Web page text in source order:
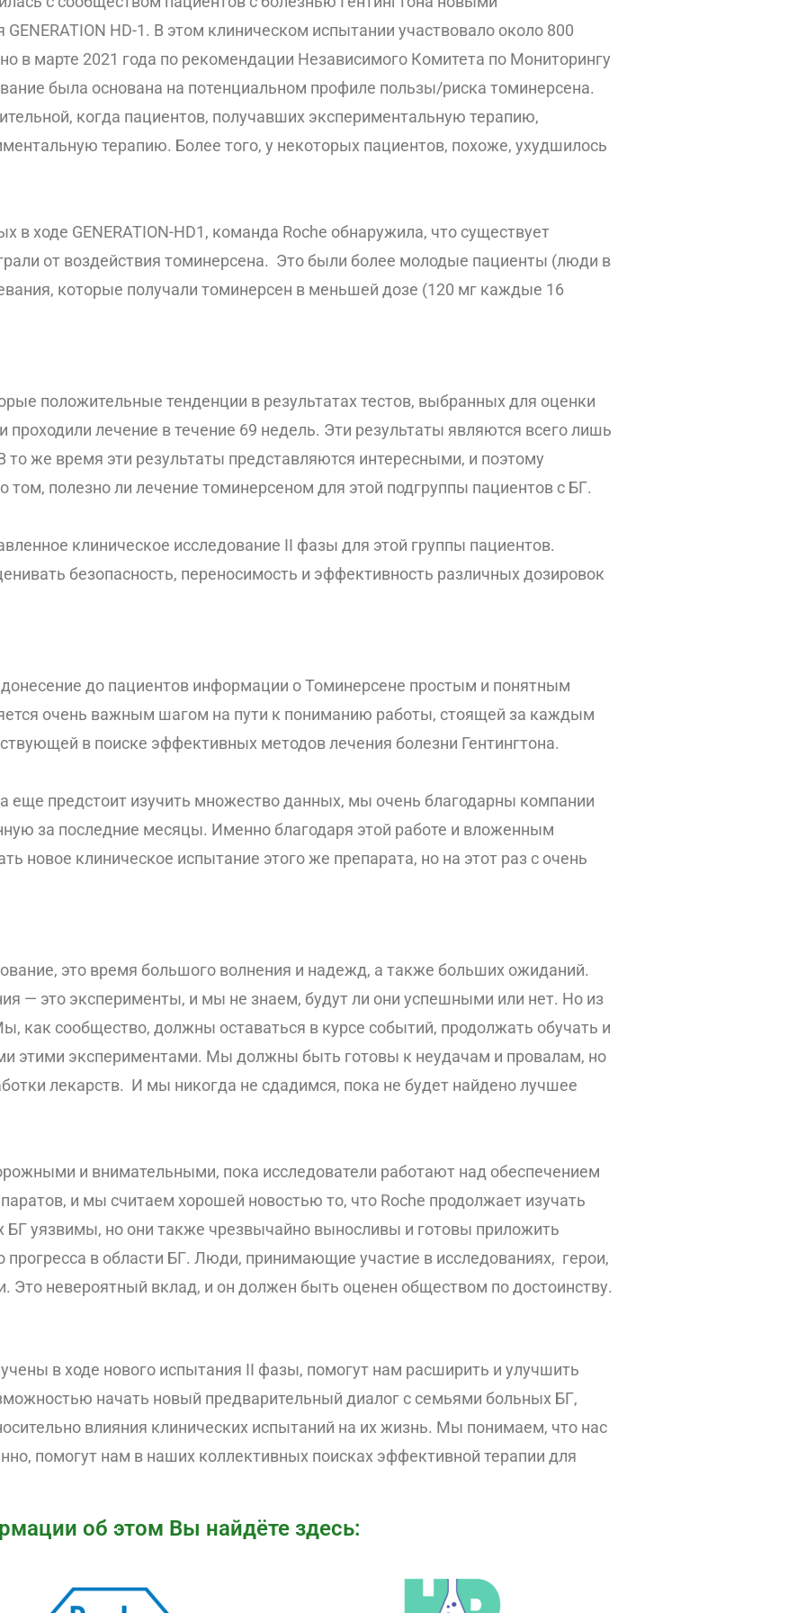
HD-1. В этом клиническом испытании участвовало около 800
в марте 2021 года по рекомендации Независимого Комитета по Мониторингу
была основана на потенциальном профиле пользы/риска томинерсена.
когда пациентов, получавших экспериментальную терапию,
терапию. Более того, у некоторых пациентов, похоже, ухудшилось
ходе GENERATION-HD1, команда Roche обнаружила, что существует
от воздействия томинерсена. Это были более молодые пациенты (люди в
которые получали томинерсен в меньшей дозе (120 мг каждые 16
положительные тенденции в результатах тестов, выбранных для оценки
проходили лечение в течение 69 недель. Эти результаты являются всего лишь
же время эти результаты представляются интересными, и поэтому
полезно ли лечение томинерсеном для этой подгруппы пациентов с БГ.
клиническое исследование II фазы для этой группы пациентов.
безопасность, переносимость и эффективность различных дозировок
до пациентов информации о Томинерсене простым и понятным
очень важным шагом на пути к пониманию работы, стоящей за каждым
в поиске эффективных методов лечения болезни Гентингтона.
еще предстоит изучить множество данных, мы очень благодарны компании
за последние месяцы. Именно благодаря этой работе и вложенным
новое клиническое испытание этого же препарата, но на этот раз с очень
это время большого волнения и надежд, а также больших ожиданий.
— это эксперименты, и мы не знаем, будут ли они успешными или нет. Но из
сообщество, должны оставаться в курсе событий, продолжать обучать и
этими экспериментами. Мы должны быть готовы к неудачам и провалам, но
лекарств. И мы никогда не сдадимся, пока не будет найдено лучшее
и внимательными, пока исследователи работают над обеспечением
и мы считаем хорошей новостью то, что Roche продолжает изучать
уязвимы, но они также чрезвычайно выносливы и готовы приложить
прогресса в области БГ. Люди, принимающие участие в исследованиях, герои,
невероятный вклад, и он должен быть оценен обществом по достоинству.
в ходе нового испытания II фазы, помогут нам расширить и улучшить
начать новый предварительный диалог с семьями больных БГ,
влияния клинических испытаний на их жизнь. Мы понимаем, что нас
помогут нам в наших коллективных поисках эффективной терапии для
об этом Вы найдёте здесь: